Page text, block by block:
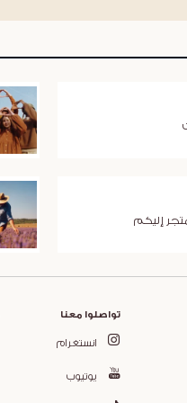
إليكم
تواصلوا معنا
انستغرام
يوتيوب